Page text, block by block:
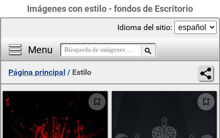
Imágenes con estilo - fondos de Escritorio
Menu
Idioma del sitio:
Página principal / Estilo